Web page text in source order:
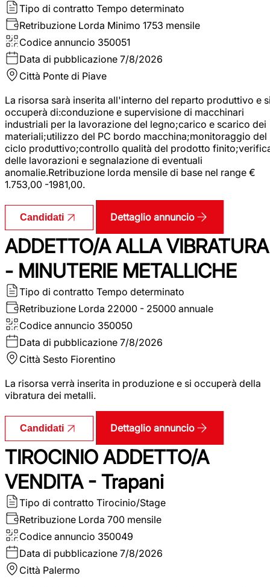
Tipo di contratto Tempo determinato
Retribuzione Lorda Minimo 1753 mensile
Codice annuncio 350051
Data di pubblicazione 7/8/2026
Città Ponte di Piave
La risorsa sarà inserita all'interno del reparto produttivo e
occuperà di:conduzione e supervisione di macchinari
industriali per la lavorazione del legno;carico e scarico dei
materiali;utilizzo del PC bordo macchina;monitoraggio del
ciclo produttivo;controllo qualità del prodotto
delle lavorazioni e segnalazione di eventuali
anomalie.Retribuzione lorda mensile di base nel range €
1.753,00 -1981,00.
Candidati Dettaglio annuncio
ADDETTO/A ALLA VIBRATURA
- MINUTERIE METALLICHE
Tipo di contratto Tempo determinato
Retribuzione Lorda 22000 - 25000 annuale
Codice annuncio 350050
Data di pubblicazione 7/8/2026
Città Sesto Fiorentino
La risorsa verrà inserita in produzione e si occuperà della
vibratura dei metalli.
Candidati Dettaglio annuncio
TIROCINIO ADDETTO/A
VENDITA - Trapani
Tipo di contratto Tirocinio/Stage
Retribuzione Lorda 700 mensile
Codice annuncio 350049
Data di pubblicazione 7/8/2026
Città Palermo